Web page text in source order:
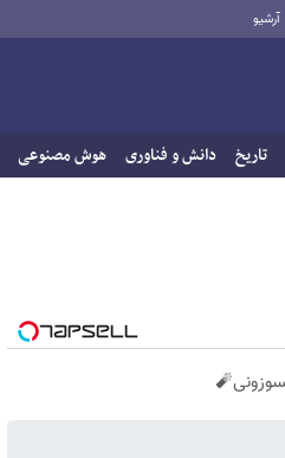
آرشیو
تاریخ دانش و فناوری هوش مصنوعی